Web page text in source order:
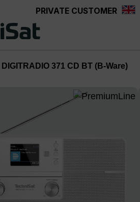
PRIVATE CUSTOMER
DIGITRADIO 371 CD BT (B-Ware)